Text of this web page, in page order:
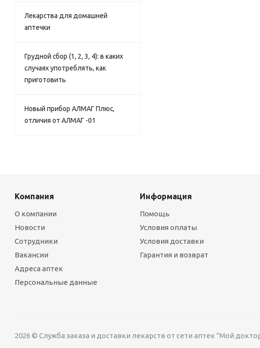
Лекарства для домашней
аптечки
Грудной сбор (1, 2, 3, 4): в каких
случаях употреблять, как
приготовить
Новый прибор АЛМАГ Плюс,
отличия от АЛМАГ -01
Компания
О компании
Новости
Сотрудники
Вакансии
Адреса аптек
Персональные данные
Информация
Помощь
Условия оплаты
Условия доставки
Гарантия и возврат
2026 © Служба заказа и доставки лекарств от сети аптек "Мой